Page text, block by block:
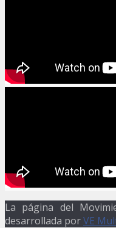
La página del
desarrollada porVE